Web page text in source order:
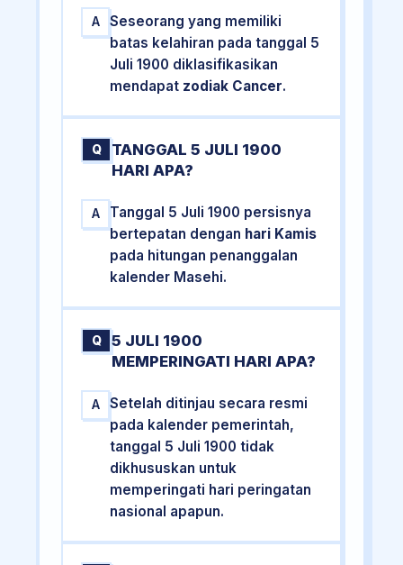
A
Seseorang yang memiliki
batas kelahiran pada tanggal 5
Juli 1900 diklasifikasikan
mendapat zodiak Cancer.
Q
TANGGAL 5 JULI 1900
HARI APA?
A
Tanggal 5 Juli 1900 persisnya
bertepatan dengan hari Kamis
pada hitungan penanggalan
kalender Masehi.
Q
5 JULI 1900
MEMPERINGATI HARI APA?
A
Setelah ditinjau secara resmi
pada kalender pemerintah,
tanggal 5 Juli 1900 tidak
dikhususkan untuk
memperingati hari peringatan
nasional apapun.